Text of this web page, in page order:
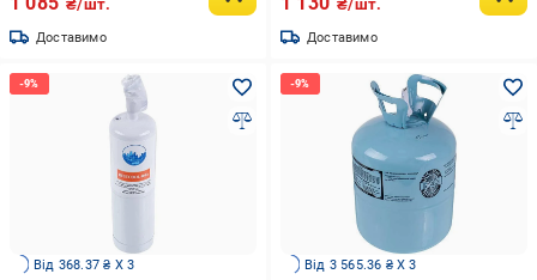
₴/шт.
Доставимо
₴/шт.
Доставимо
Від 368.37 ₴ X 3 Від 3 565.36 ₴ X 3